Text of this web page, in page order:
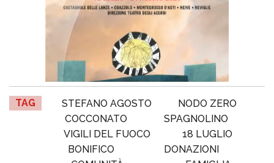
TAG STEFANO AGOSTO
NODO ZERO
COCCONATO
SPAGNOLINO
VIGILI DEL FUOCO
18 LUGLIO
BONIFICO
DONAZIONI